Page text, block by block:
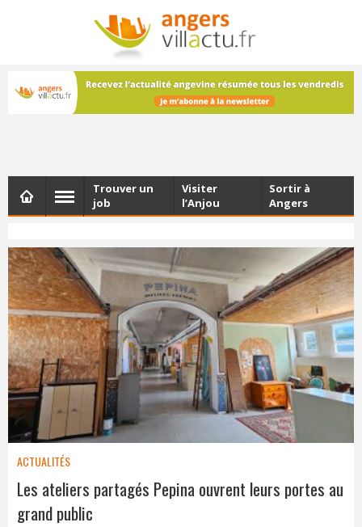
NEWSLETTER
Les dernières actualités d'Angers, chaque vendredi dans
votre boîte e-mail
Trouver un
job
Visiter
l’Anjou
Sortir à
Angers
ACTUALITÉS
Les ateliers partagés Pepina ouvrent leurs portes au
grand public